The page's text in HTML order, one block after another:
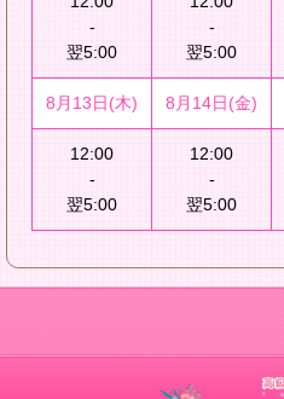
-
翌5:00
-
翌5:00
8月13日(木) 8月14日(金)
12:00
-
翌5:00
12:00
-
翌5:00